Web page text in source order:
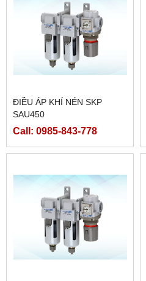
ĐIỀU ÁP KHÍ NÉN SKP
SAU450
Call: 0985-843-778